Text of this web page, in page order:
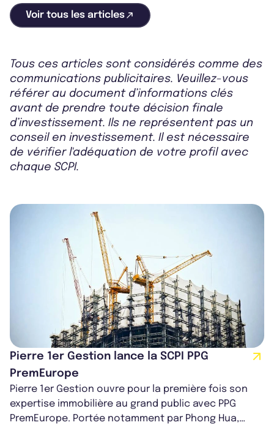
Voir tous les articles
Tous ces articles sont considérés comme des
communications publicitaires. Veuillez-vous
référer au document d’informations clés
avant de prendre toute décision finale
d’investissement. Ils ne représentent pas un
conseil en investissement. Il est nécessaire
de vérifier l'adéquation de votre profil avec
chaque SCPI.
Pierre 1er Gestion lance la SCPI PPG
PremEurope
Pierre 1er Gestion ouvre pour la première fois son
expertise immobilière au grand public avec PPG
PremEurope. Portée notamment par Phong Hua,